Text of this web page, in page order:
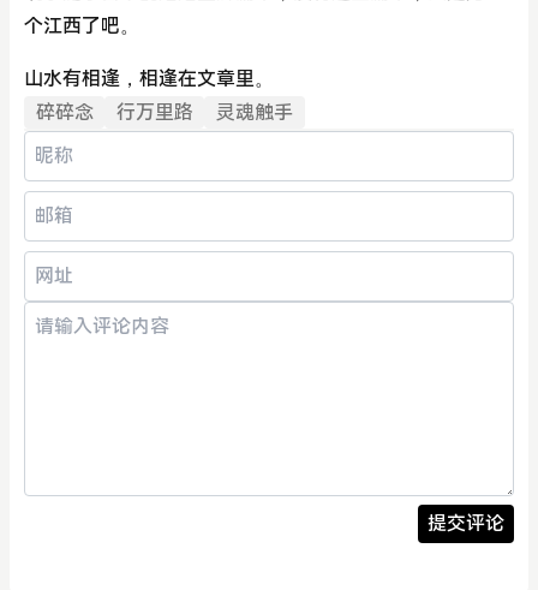
个江西了吧。
山水有相逢，相逢在文章里。
碎碎念
行万里路 灵魂触手
提交评论